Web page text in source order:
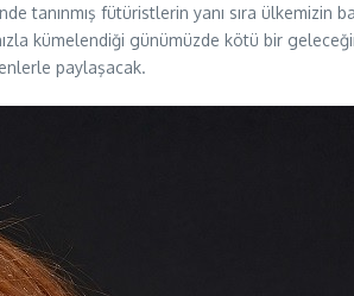
tanınmış fütüristlerin yanı sıra ülkemizin
kümelendiği günümüzde kötü bir
paylaşacak.